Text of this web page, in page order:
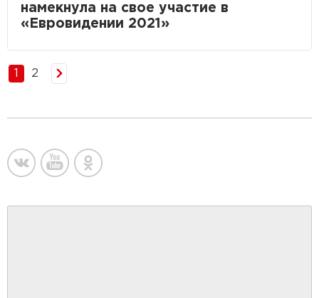
намекнула на свое участие в
«Евровидении 2021»
2